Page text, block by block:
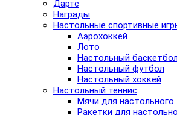
Дартс
Награды
Настольные спортивные
Аэрохоккей
Лото
Настольный баскетбол
Настольный футбол
Настольный хоккей
Настольный теннис
Мячи для настольного
Ракетки для